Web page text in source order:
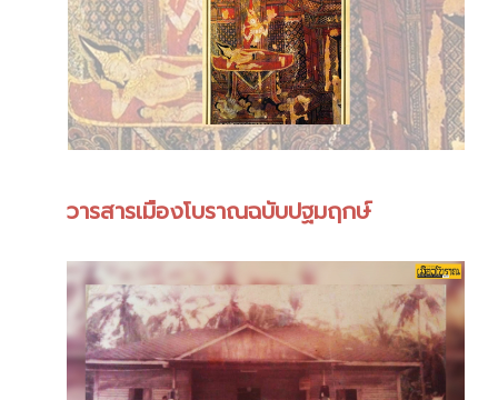
วารสารเมืองโบราณฉบับปฐมฤกษ์